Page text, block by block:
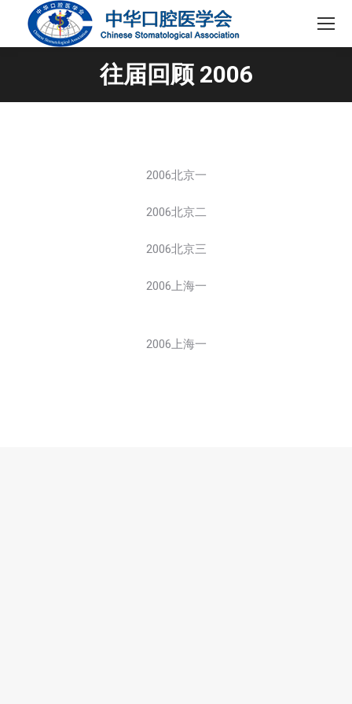
往届回顾 2006
2006北京一
2006北京二
2006北京三
2006上海一
2006上海一